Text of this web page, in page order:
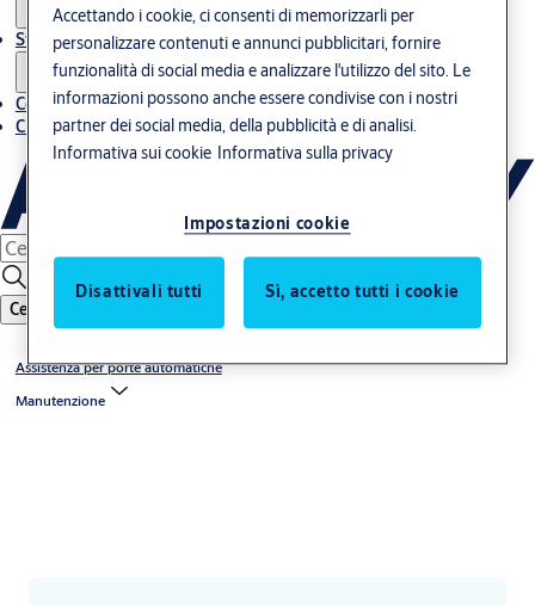
Storie
Contatti
Chi siamo
Cerca
Assistenza per porte automatiche
Manutenzione
Accettando i cookie, ci consenti di memorizzarli per
personalizzare contenuti e annunci pubblicitari, fornire
funzionalità di social media e analizzare l'utilizzo del sito. Le
informazioni possono anche essere condivise con i nostri
partner dei social media, della pubblicità e di analisi.
Informativa sui cookie Informativa sulla privacy
Impostazioni cookie
Disattivali tutti Sì, accetto tutti i cookie